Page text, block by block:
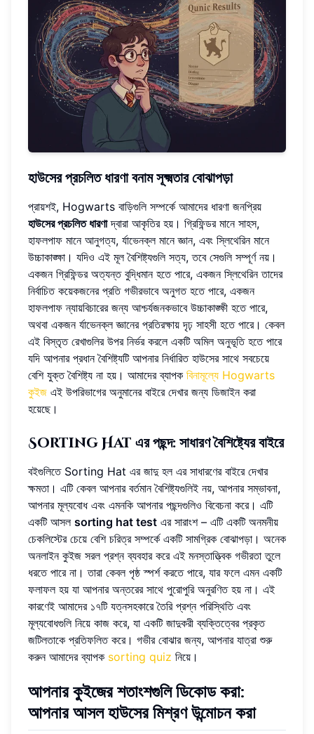
হাউসের প্রচলিত ধারণা বনাম সূক্ষ্মতার বোঝাপড়া
প্রায়শই, Hogwarts বাড়িগুলি সম্পর্কে আমাদের ধারণা জনপ্রিয়
হাউসের প্রচলিত ধারণাদ্বারা আকৃতির হয়। গ্রিফিন্ডর মানে সাহস,
হাফলপাফ মানে আনুগত্য, র্যাভেনক্ল মানে জ্ঞান, এবং স্লিথেরিন মানে
উচ্চাকাঙ্ক্ষা। যদিও এই মূল বৈশিষ্ট্যগুলি সত্য, তবে সেগুলি সম্পূর্ণ নয়।
একজন গ্রিফিন্ডর অত্যন্ত বুদ্ধিমান হতে পারে, একজন স্লিথেরিন তাদের
নির্বাচিত কয়েকজনের প্রতি গভীরভাবে অনুগত হতে পারে, একজন
হাফলপাফ ন্যায়বিচারের জন্য আশ্চর্যজনকভাবে উচ্চাকাঙ্ক্ষী হতে পারে,
অথবা একজন র্যাভেনক্ল জ্ঞানের প্রতিরক্ষায় দৃঢ় সাহসী হতে পারে। কেবল
এই বিস্তৃত রেখাগুলির উপর নির্ভর করলে একটি অমিল অনুভূতি হতে পারে
যদি আপনার প্রধান বৈশিষ্ট্যটি আপনার নির্ধারিত হাউসের সাথে সবচেয়ে
বেশি যুক্ত বৈশিষ্ট্য না হয়। আমাদের ব্যাপক বিনামূল্যে Hogwarts
কুইজ এই উপরিভাগের অনুমানের বাইরে দেখার জন্য ডিজাইন করা
হয়েছে।
Sorting Hat এর পছন্দ: সাধারণ বৈশিষ্ট্যের বাইরে
বইগুলিতে Sorting Hat এর জাদু হল এর সাধারণের বাইরে দেখার
ক্ষমতা। এটি কেবল আপনার বর্তমান বৈশিষ্ট্যগুলিই নয়, আপনার সম্ভাবনা,
আপনার মূল্যবোধ এবং এমনকি আপনার পছন্দগুলিও বিবেচনা করে। এটি
একটি আসল sorting hat test এর সারাংশ – এটি একটি অনমনীয়
চেকলিস্টের চেয়ে বেশি চরিত্র সম্পর্কে একটি সামগ্রিক বোঝাপড়া। অনেক
অনলাইন কুইজ সরল প্রশ্ন ব্যবহার করে এই মনস্তাত্ত্বিক গভীরতা তুলে
ধরতে পারে না। তারা কেবল পৃষ্ঠ স্পর্শ করতে পারে, যার ফলে এমন একটি
ফলাফল হয় যা আপনার অন্তরের সাথে পুরোপুরি অনুরণিত হয় না। এই
কারণেই আমাদের ১৭টি যত্নসহকারে তৈরি প্রশ্ন পরিস্থিতি এবং
মূল্যবোধগুলি নিয়ে কাজ করে, যা একটি জাদুকরী ব্যক্তিত্বের প্রকৃত
জটিলতাকে প্রতিফলিত করে। গভীর বোঝার জন্য, আপনার যাত্রা শুরু
করুন আমাদের ব্যাপক sorting quiz নিয়ে।
আপনার কুইজের শতাংশগুলি ডিকোড করা:
আপনার আসল হাউসের মিশ্রণ উন্মোচন করা